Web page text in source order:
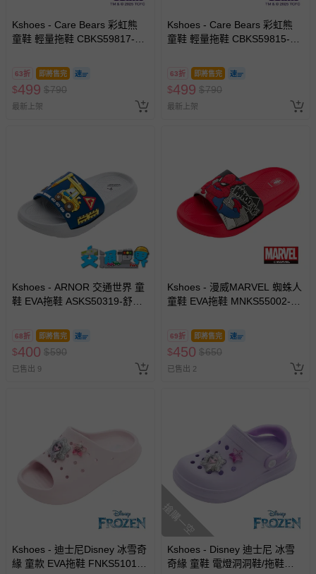
Kshoes - Care Bears 彩虹熊
童鞋 輕量拖鞋 CBKS59817-輕
紫-(中大童段)
63折 即將售完
$499 $790
最新上架
Kshoes - Care Bears 彩虹熊
童鞋 輕量拖鞋 CBKS59815-輕
綠-(中大童段)
63折 即將售完
$499 $790
最新上架
Kshoes - ARNOR 交通世界 童
鞋 EVA拖鞋 ASKS50319-舒適
68折 即將售完
$400 $590
已售出 9
Kshoes - 漫威MARVEL 蜘蛛人
童鞋 EVA拖鞋 MNKS55002-輕
69折 即將售完
$450 $650
已售出 2
Kshoes - 迪士尼Disney 冰雪奇
緣 童款 EVA拖鞋 FNKS51013-
搶購一空
Kshoes - Disney 迪士尼 冰雪
奇緣 童鞋 電燈洞洞鞋/拖鞋